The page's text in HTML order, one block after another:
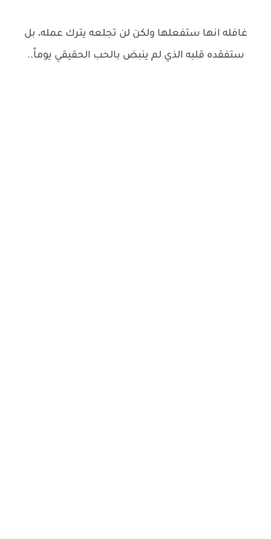
غافله انها ستفعلها ولكن لن تجلعه يترك عمله، بل
ستفقده قلبه الذي لم ينبض بالحب الحقيقي يوماً..